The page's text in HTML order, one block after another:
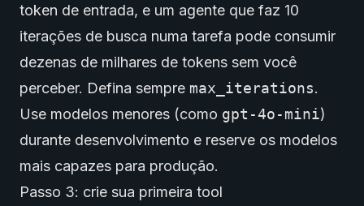
token de entrada, e um agente que faz 10
iterações de busca numa tarefa pode consumir
dezenas de milhares de tokens sem você
perceber. Defina sempre max_iterations.
Use modelos menores (como gpt-4o-mini)
durante desenvolvimento e reserve os modelos
mais capazes para produção.
Passo 3: crie sua primeira tool